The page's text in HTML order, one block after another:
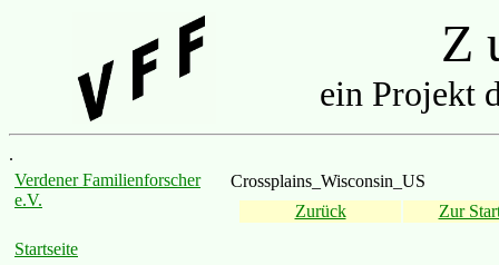
Z
ein Projekt
.
Verdener Familienforscher
e.V.
Startseite
Crossplains_Wisconsin_US
Zurück
Zur